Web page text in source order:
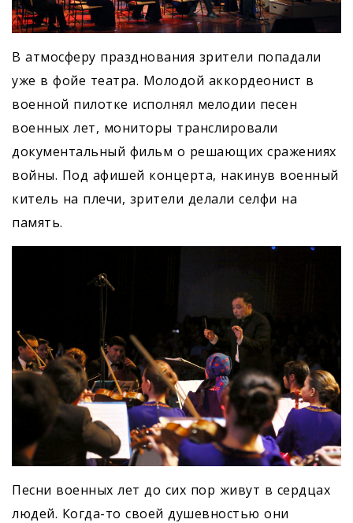
В атмосферу празднования зрители попадали
уже в фойе театра. Молодой аккордеонист в
военной пилотке исполнял мелодии песен
военных лет, мониторы транслировали
документальный фильм о решающих сражениях
войны. Под афишей концерта, накинув военный
китель на плечи, зрители делали селфи на
память.
Песни военных лет до сих пор живут в сердцах
людей. Когда-то своей душевностью они